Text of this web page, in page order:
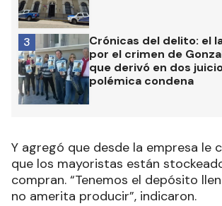
Crónicas del delito: el
por el crimen de
que derivó en dos
polémica condena
3
Y agregó que desde la empresa le
que los mayoristas están
compran. “Tenemos el depósito
no amerita producir”, indicaron.